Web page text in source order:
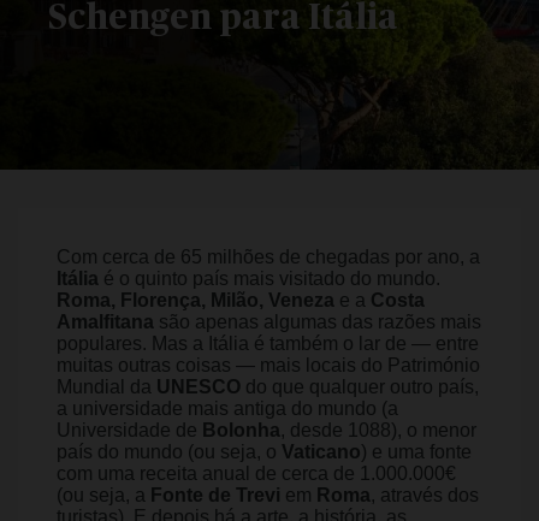
Schengen para Itália
Com cerca de 65 milhões de chegadas por ano, a
Itália é o quinto país mais visitado do mundo.
Roma, Florença, Milão, Veneza e a Costa
Amalfitana são apenas algumas das razões mais
populares. Mas a Itália é também o lar de — entre
muitas outras coisas — mais locais do Património
Mundial da UNESCO do que qualquer outro país,
a universidade mais antiga do mundo (a
Universidade de Bolonha, desde 1088), o menor
país do mundo (ou seja, o Vaticano) e uma fonte
com uma receita anual de cerca de 1.000.000€
(ou seja, a Fonte de Trevi em Roma, através dos
turistas). E depois há a arte, a história, as